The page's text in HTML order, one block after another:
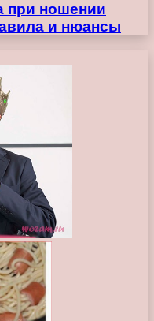
при ношении
и нюансы